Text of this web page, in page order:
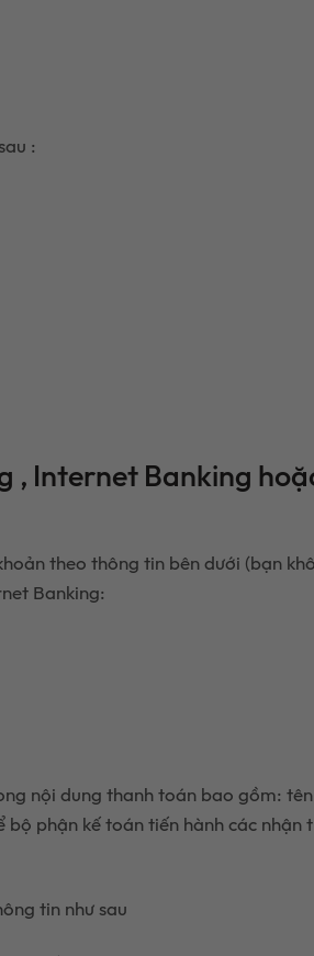
:
, Internet Banking
theo thông tin bên dưới (bạn
Banking:
nội dung thanh toán bao gồm: tên
phận kế toán tiến hành các nhận
tin như sau